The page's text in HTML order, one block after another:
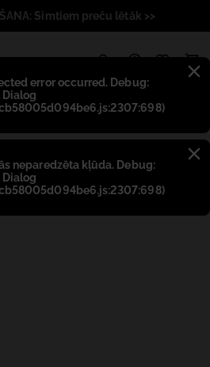
error occurred. Debug:
Dialog
neparedzēta kļūda. Debug:
Dialog
Simtiem preču lētāk >>